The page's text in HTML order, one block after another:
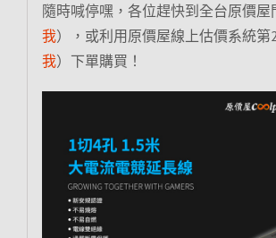
隨時喊停嘿，各位趕快到全台原價屋
我），或利用原價屋線上估價系統第
我）下單購買！